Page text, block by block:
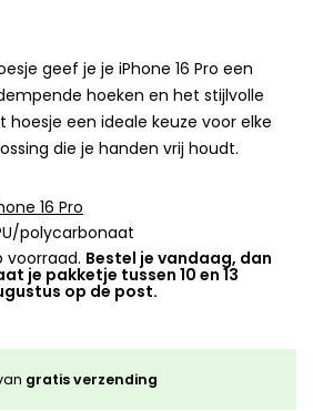
geef je je iPhone 16 Pro een
hoeken en het stijlvolle
hoesje een ideale keuze voor elke
die je handen vrij houdt.
16 Pro
polycarbonaat
voorraad. Bestel je vandaag, dan
je pakketje tussen 10 en 13
op de post.
gratis verzending